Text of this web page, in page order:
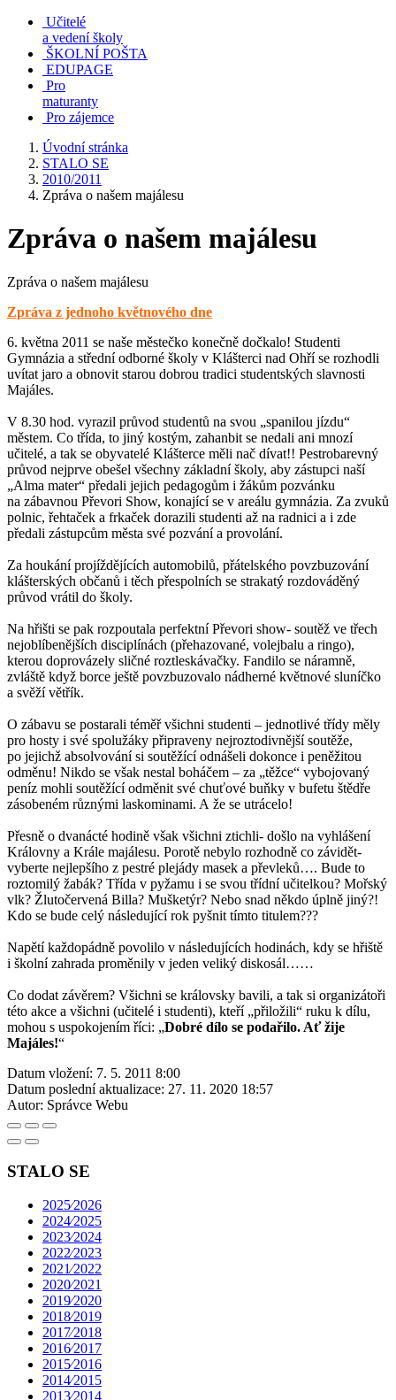
Učitelé
a vedení školy
ŠKOLNÍ POŠTA
EDUPAGE
Pro
maturanty
Pro zájemce
Úvodní stránka
STALO SE
2010/2011
Zpráva o našem majálesu
Zpráva o našem majálesu
Zpráva o našem majálesu
Zpráva z jednoho květnového dne
6. května 2011 se naše městečko konečně dočkalo! Studenti
Gymnázia a střední odborné školy v Klášterci nad Ohří se rozhodli
uvítat jaro a obnovit starou dobrou tradici studentských slavnosti
Majáles.
V 8.30 hod. vyrazil průvod studentů na svou „spanilou jízdu“
městem. Co třída, to jiný kostým, zahanbit se nedali ani mnozí
učitelé, a tak se obyvatelé Klášterce měli nač dívat!! Pestrobarevný
průvod nejprve obešel všechny základní školy, aby zástupci naší
„Alma mater“ předali jejich pedagogům i žákům pozvánku
na zábavnou Převori Show, konající se v areálu gymnázia. Za zvuků
polnic, řehtaček a frkaček dorazili studenti až na radnici a i zde
předali zástupcům města své pozvání a provolání.
Za houkání projíždějících automobilů, přátelského povzbuzování
klášterských občanů i těch přespolních se strakatý rozdováděný
průvod vrátil do školy.
Na hřišti se pak rozpoutala perfektní Převori show- soutěž ve třech
nejoblíbenějších disciplínách (přehazované, volejbalu a ringo),
kterou doprovázely sličné roztleskávačky. Fandilo se náramně,
zvláště když borce ještě povzbuzovalo nádherné květnové sluníčko
a svěží větřík.
O zábavu se postarali téměř všichni studenti – jednotlivé třídy měly
pro hosty i své spolužáky připraveny nejroztodivnější soutěže,
po jejichž absolvování si soutěžící odnášeli dokonce i peněžitou
odměnu! Nikdo se však nestal boháčem – za „těžce“ vybojovaný
peníz mohli soutěžící odměnit své chuťové buňky v bufetu štědře
zásobeném různými laskominami. A že se utrácelo!
Přesně o dvanácté hodině však všichni ztichli- došlo na vyhlášení
Královny a Krále majálesu. Porotě nebylo rozhodně co závidět-
vyberte nejlepšího z pestré plejády masek a převleků…. Bude to
roztomilý žabák? Třída v pyžamu i se svou třídní učitelkou? Mořský
vlk? Žlutočervená Billa? Mušketýr? Nebo snad někdo úplně jiný?!
Kdo se bude celý následující rok pyšnit tímto titulem???
Napětí každopádně povolilo v následujících hodinách, kdy se hřiště
i školní zahrada proměnily v jeden veliký diskosál……
Co dodat závěrem? Všichni se královsky bavili, a tak si organizátoři
této akce a všichni (učitelé i studenti), kteří „přiložili“ ruku k dílu,
mohou s uspokojením říci: „Dobré dílo se podařilo. Ať žije
Majáles!“
Datum vložení: 7. 5. 2011 8:00
Datum poslední aktualizace: 27. 11. 2020 18:57
Autor: Správce Webu
STALO SE
2025⁄2026
2024⁄2025
2023⁄2024
2022⁄2023
2021⁄2022
2020⁄2021
2019⁄2020
2018⁄2019
2017⁄2018
2016⁄2017
2015⁄2016
2014⁄2015
2013⁄2014